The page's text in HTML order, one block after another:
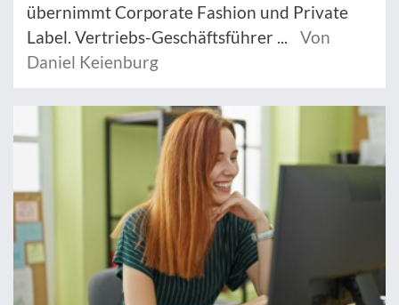
übernimmt Corporate Fashion und Private
Label. Vertriebs-Geschäftsführer ...
Von
Daniel Keienburg